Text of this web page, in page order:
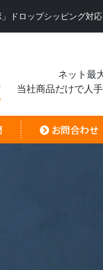
ドロップシッピング対応
ネット最
当社商品だけで人
お問合わせ